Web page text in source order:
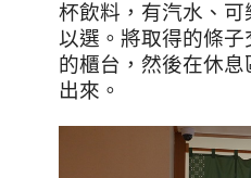
杯飲料，有汽水、
以選。將取得的條
的櫃台，然後在休
出來。